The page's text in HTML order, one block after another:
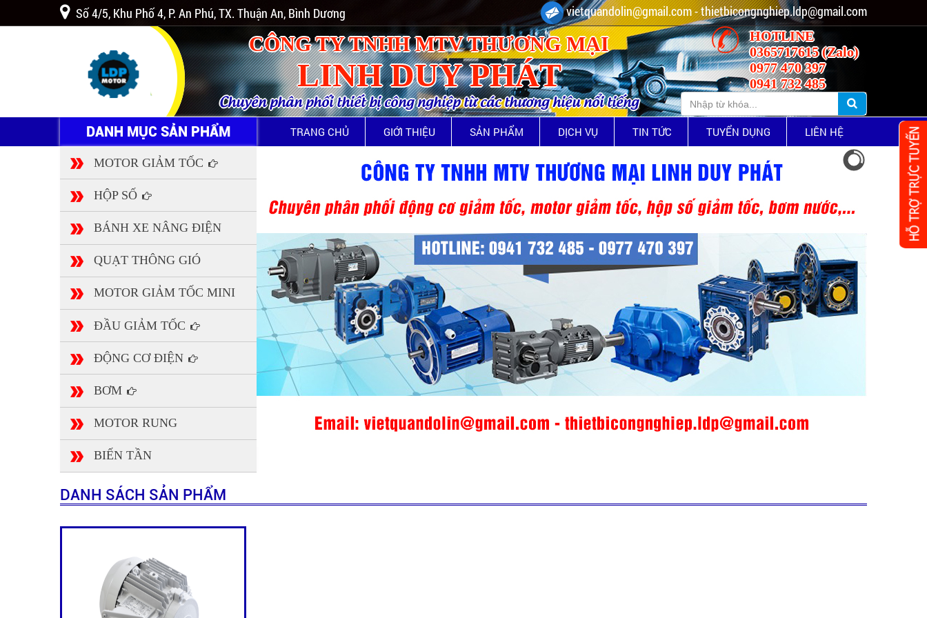
Số 4/5, Khu Phố 4, P. An Phú, TX. Thuận An, Bình Dương vietquandolin@gmail.com - thietbicongnghiep.ldp@gmail.com
CÔNG TY TNHH MTV THƯƠNG MẠI
LINH DUY PHÁT
Chuyên phân phối thiết bị công nghiệp từ các thương hiệu nổi tiếng
HOTLINE
0365717615 (Zalo)
0977 470 397
0941 732 485
DANH MỤC SẢN PHẨM TRANG CHỦ GIỚI THIỆU SẢN PHẨM DỊCH VỤ TIN TỨC TUYỂN DỤNG LIÊN HỆ
MOTOR GIẢM TỐC
HỘP SỐ
BÁNH XE NÂNG ĐIỆN
QUẠT THÔNG GIÓ
MOTOR GIẢM TỐC MINI
ĐẦU GIẢM TỐC
ĐỘNG CƠ ĐIỆN
BƠM
MOTOR RUNG
BIẾN TẦN
DANH SÁCH SẢN PHẨM